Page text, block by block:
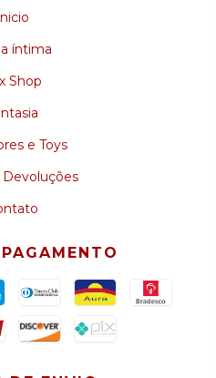
íntima
Shop
e Toys
Devoluções